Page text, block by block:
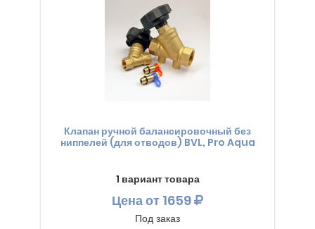
Клапан ручной балансировочный без
ниппелей (для отводов) BVL, Pro Aqua
1 вариант товара
Ценаот 1659
Под заказ